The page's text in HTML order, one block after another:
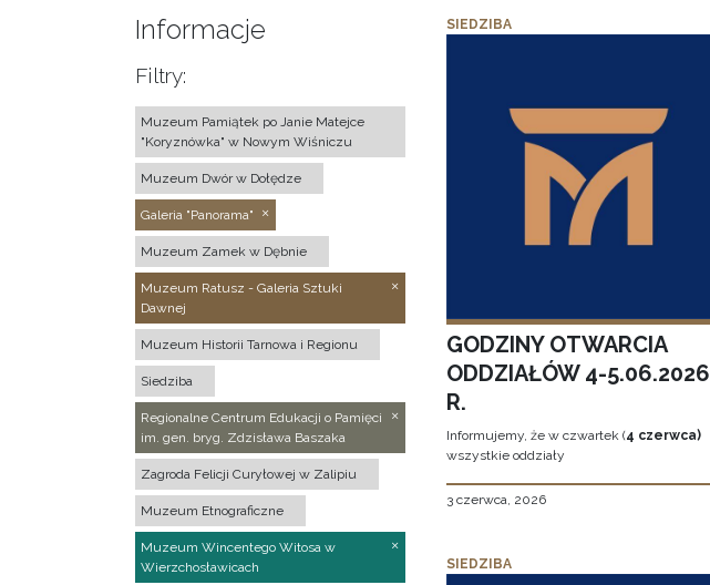
Informacje
Filtry:
Muzeum Pamiątek po Janie Matejce
"Koryznówka" w Nowym Wiśniczu
Muzeum Dwór w Dołędze
Galeria "Panorama"
Muzeum Zamek w Dębnie
Muzeum Ratusz - Galeria Sztuki
Dawnej
Muzeum Historii Tarnowa i Regionu
Siedziba
Regionalne Centrum Edukacji o Pamięci
im. gen. bryg. Zdzisława Baszaka
Zagroda Felicji Curyłowej w Zalipiu
Muzeum Etnograficzne
Muzeum Wincentego Witosa w
Wierzchosławicach
SIEDZIBA
GODZINY OTWARCIA
ODDZIAŁÓW 4-5.06.2026
R.
Informujemy, że w czwartek (4 czerwca)
wszystkie oddziały
3 czerwca, 2026
SIEDZIBA